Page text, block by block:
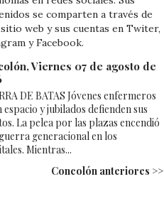
se comparten a través de
web y sus cuentas en Twiter,
y Facebook.
Viernes 07 de agosto de
DE BATAS Jóvenes enfermeros
espacio y jubilados defienden sus
La pelea por las plazas encendió
generacional en los
Mientras...
Concolón anteriores >>